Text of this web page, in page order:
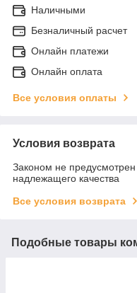
Наличными
Безналичный расчет
Онлайн платежи
Онлайн оплата
Все условия оплаты
Условия возврата
Законом не
надлежащего качества
Все условия возврата
Подобные товары